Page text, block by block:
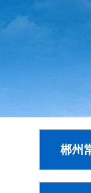
郴州